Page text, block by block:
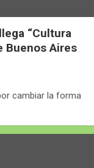
“Cultura
Buenos Aires
cambiar la forma